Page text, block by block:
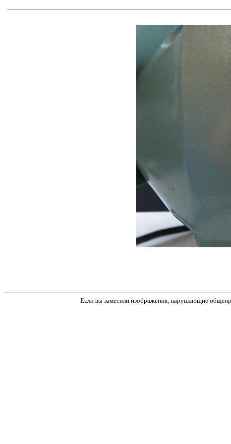
Если вы заметили изображения, нарушающие